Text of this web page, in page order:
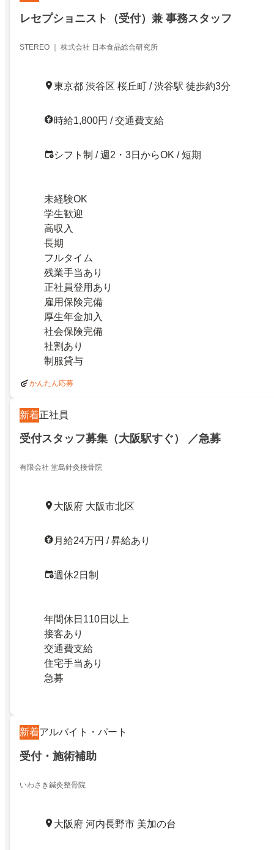
レセプショニスト（受付）兼 事務スタッフ
STEREO ｜ 株式会社 日本食品総合研究所
東京都 渋谷区 桜丘町 / 渋谷駅 徒歩約3分
時給1,800円 / 交通費支給
シフト制 / 週2・3日からOK / 短期
未経験OK
学生歓迎
高収入
長期
フルタイム
残業手当あり
正社員登用あり
雇用保険完備
厚生年金加入
社会保険完備
社割あり
制服貸与
かんたん応募
新着正社員
受付スタッフ募集（大阪駅すぐ） ／急募
有限会社 堂島針灸接骨院
大阪府 大阪市北区
月給24万円 / 昇給あり
週休2日制
年間休日110日以上
接客あり
交通費支給
住宅手当あり
急募
新着アルバイト・パート
受付・施術補助
いわさき鍼灸整骨院
大阪府 河内長野市 美加の台